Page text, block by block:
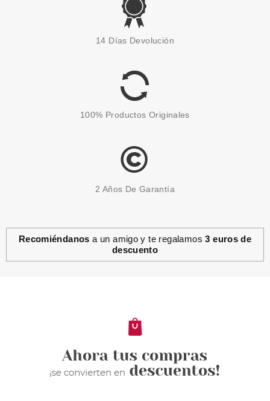
ESSENCE
PINCEL PARA DIFUMINAR
1.90€
ESSENCE
2.20€
14 Días Devolución
100% Productos Originales
2 Años De Garantía
Recomiéndanos a un amigo y te regalamos3 euros de
descuento